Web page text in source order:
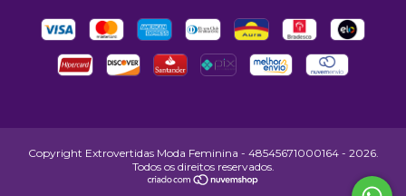
Copyright Extrovertidas Moda Feminina - 48545671000164 - 2026.
Todos os direitos reservados.